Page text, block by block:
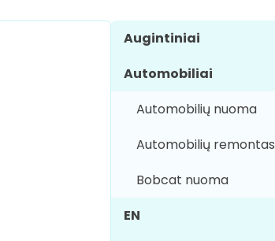
Augintiniai
Automobiliai
Automobilių nuoma
Automobilių remontas
Bobcat nuoma
EN